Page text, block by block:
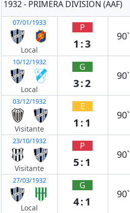
1932 - PRIMERA DIVISION (AAF)
07/01/1933
Local
P
1:3
90`
10/12/1932
Local
G
3:2
90`
03/12/1932
Visitante
E
1:1
90`
23/10/1932
Visitante
P
5:1
90`
27/03/1932
Local
G
4:1
90`